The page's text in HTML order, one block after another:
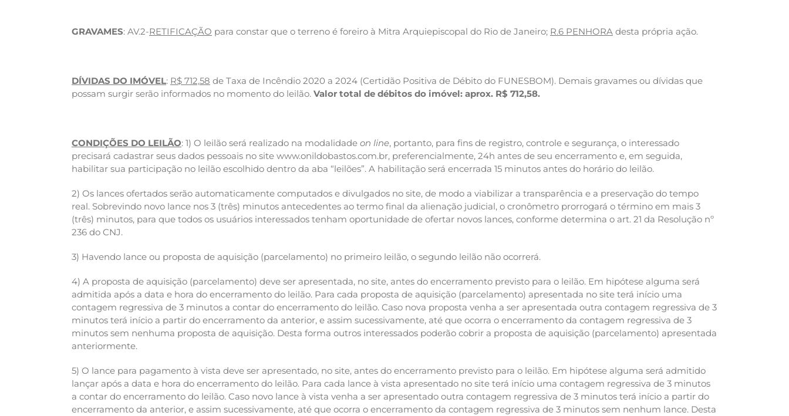
GRAVAMES: AV.2-RETIFICAÇÃO para constar que o terreno é foreiro à Mitra Arquiepiscopal do Rio de Janeiro; R.6 PENHORA desta própria ação.
DÍVIDAS DO IMÓVEL: R$ 712,58 de Taxa de Incêndio 2020 a 2024 (Certidão Positiva de Débito do FUNESBOM). Demais gravames ou dívidas que
possam surgir serão informados no momento do leilão. Valor total de débitos do imóvel: aprox. R$ 712,58.
CONDIÇÕES DO LEILÃO: 1) O leilão será realizado na modalidade on line, portanto, para fins de registro, controle e segurança, o interessado
precisará cadastrar seus dados pessoais no site www.onildobastos.com.br, preferencialmente, 24h antes de seu encerramento e, em seguida,
habilitar sua participação no leilão escolhido dentro da aba “leilões”. A habilitação será encerrada 15 minutos antes do horário do leilão.
2) Os lances ofertados serão automaticamente computados e divulgados no site, de modo a viabilizar a transparência e a preservação do tempo
real. Sobrevindo novo lance nos 3 (três) minutos antecedentes ao termo final da alienação judicial, o cronômetro prorrogará o término em mais 3
(três) minutos, para que todos os usuários interessados tenham oportunidade de ofertar novos lances, conforme determina o art. 21 da Resolução nº
236 do CNJ.
3) Havendo lance ou proposta de aquisição (parcelamento) no primeiro leilão, o segundo leilão não ocorrerá.
4) A proposta de aquisição (parcelamento) deve ser apresentada, no site, antes do encerramento previsto para o leilão. Em hipótese alguma será
admitida após a data e hora do encerramento do leilão. Para cada proposta de aquisição (parcelamento) apresentada no site terá início uma
contagem regressiva de 3 minutos a contar do encerramento do leilão. Caso nova proposta venha a ser apresentada outra contagem regressiva de 3
minutos terá início a partir do encerramento da anterior, e assim sucessivamente, até que ocorra o encerramento da contagem regressiva de 3
minutos sem nenhuma proposta de aquisição. Desta forma outros interessados poderão cobrir a proposta de aquisição (parcelamento) apresentada
anteriormente.
5) O lance para pagamento à vista deve ser apresentado, no site, antes do encerramento previsto para o leilão. Em hipótese alguma será admitido
lançar após a data e hora do encerramento do leilão. Para cada lance à vista apresentado no site terá início uma contagem regressiva de 3 minutos
a contar do encerramento do leilão. Caso novo lance à vista venha a ser apresentado outra contagem regressiva de 3 minutos terá início a partir do
encerramento da anterior, e assim sucessivamente, até que ocorra o encerramento da contagem regressiva de 3 minutos sem nenhum lance. Desta